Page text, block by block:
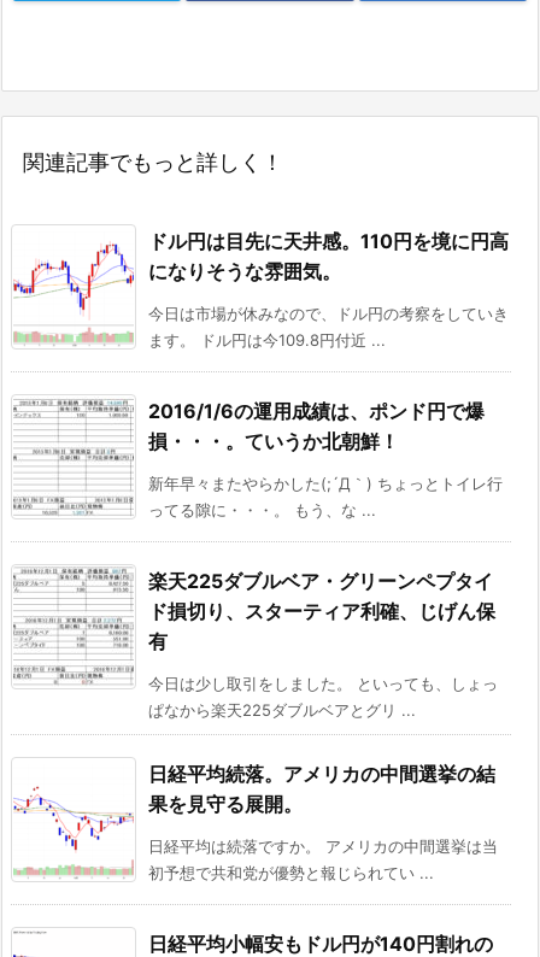
関連記事でもっと詳しく！
ドル円は目先に天井感。110円を境に円高
になりそうな雰囲気。
今日は市場が休みなので、ドル円の考察をしていき
ます。 ドル円は今109.8円付近 ...
2016/1/6の運用成績は、ポンド円で爆
損・・・。ていうか北朝鮮！
新年早々またやらかした(;´Д｀) ちょっとトイレ行
ってる隙に・・・。 もう、な ...
楽天225ダブルベア・グリーンペプタイ
ド損切り、スターティア利確、じげん保
有
今日は少し取引をしました。 といっても、しょっ
ぱなから楽天225ダブルベアとグリ ...
日経平均続落。アメリカの中間選挙の結
果を見守る展開。
日経平均は続落ですか。 アメリカの中間選挙は当
初予想で共和党が優勢と報じられてい ...
日経平均小幅安もドル円が140円割れの